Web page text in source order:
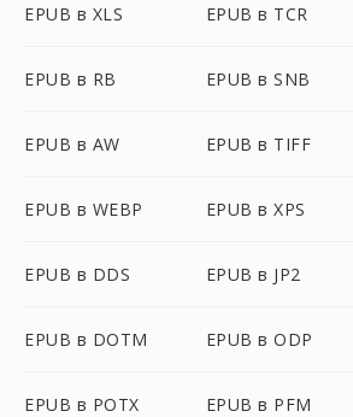
EPUB в XLS EPUB в TCR
EPUB в RB EPUB в SNB
EPUB в AW EPUB в TIFF
EPUB в WEBP EPUB в XPS
EPUB в DDS EPUB в JP2
EPUB в DOTM EPUB в ODP
EPUB в POTX EPUB в PFM